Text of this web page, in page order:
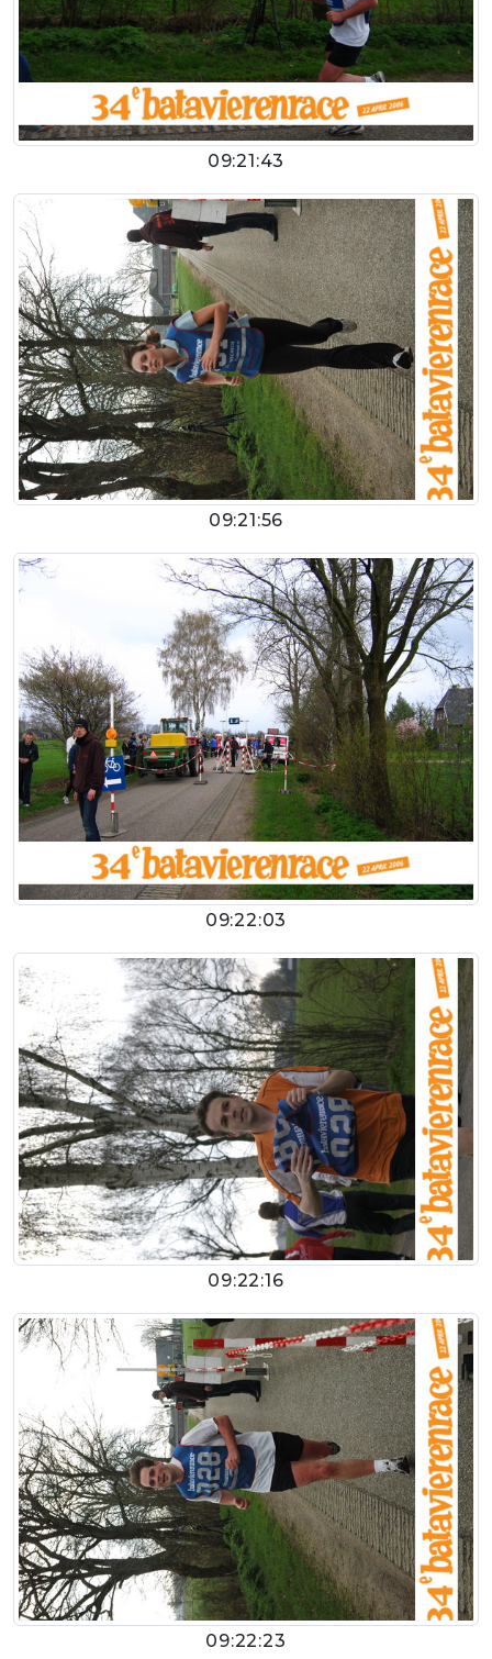
09:21:43
09:21:56
09:22:03
09:22:16
09:22:23